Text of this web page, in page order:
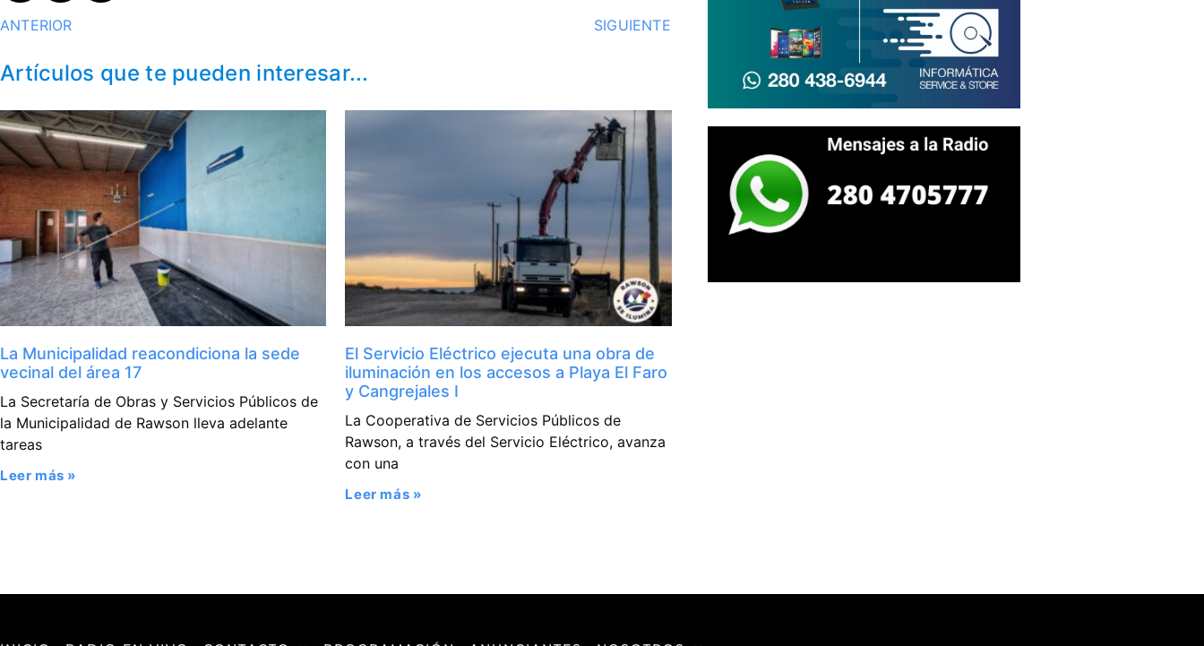
ANTERIOR SIGUIENTE
Artículos que te pueden interesar...
La Municipalidad reacondiciona la sede
vecinal del área 17
La Secretaría de Obras y Servicios Públicos de
la Municipalidad de Rawson lleva adelante
tareas
Leer más »
El Servicio Eléctrico ejecuta una obra de
iluminación en los accesos a Playa El Faro
y Cangrejales I
La Cooperativa de Servicios Públicos de
Rawson, a través del Servicio Eléctrico, avanza
con una
Leer más »